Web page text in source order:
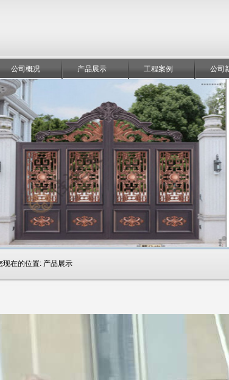
公司概况 产品展示 工程案例 公司
现在的位置: 产品展示